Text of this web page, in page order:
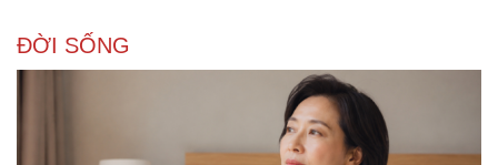
ĐỜI SỐNG